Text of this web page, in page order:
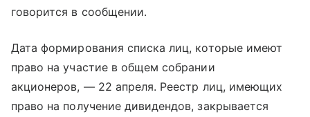
говорится в сообщении.
Дата формирования списка лиц, которые имеют
право на участие в общем собрании
акционеров, — 22 апреля. Реестр лиц, имеющих
право на получение дивидендов, закрывается